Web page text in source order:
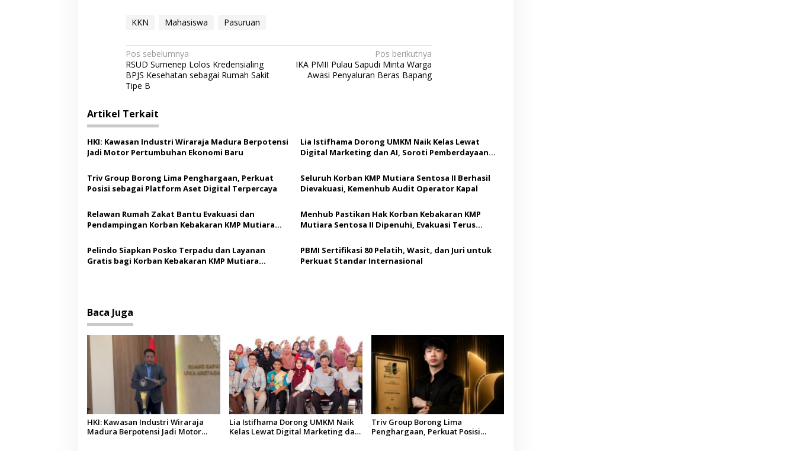
KKN Mahasiswa Pasuruan
N
a
v
i
g
a
s
i
p
o
s
Pos sebelumnya
RSUD Sumenep Lolos Kredensialing
BPJS Kesehatan sebagai Rumah Sakit
Tipe B
Pos berikutnya
IKA PMII Pulau Sapudi Minta Warga
Awasi Penyaluran Beras Bapang
Artikel Terkait
HKI: Kawasan Industri Wiraraja Madura Berpotensi
Jadi Motor Pertumbuhan Ekonomi Baru
Lia Istifhama Dorong UMKM Naik Kelas Lewat
Digital Marketing dan AI, Soroti Pemberdayaan
Triv Group Borong Lima Penghargaan, Perkuat
Posisi sebagai Platform Aset Digital Terpercaya
Seluruh Korban KMP Mutiara Sentosa II Berhasil
Dievakuasi, Kemenhub Audit Operator Kapal
Relawan Rumah Zakat Bantu Evakuasi dan
Pendampingan Korban Kebakaran KMP Mutiara
Menhub Pastikan Hak Korban Kebakaran KMP
Mutiara Sentosa II Dipenuhi, Evakuasi Terus
Pelindo Siapkan Posko Terpadu dan Layanan
Gratis bagi Korban Kebakaran KMP Mutiara
PBMI Sertifikasi 80 Pelatih, Wasit, dan Juri untuk
Perkuat Standar Internasional
Baca Juga
HKI: Kawasan Industri Wiraraja
Madura Berpotensi Jadi Motor
Lia Istifhama Dorong UMKM Naik
Kelas Lewat Digital Marketing dan
Triv Group Borong Lima
Penghargaan, Perkuat Posisi